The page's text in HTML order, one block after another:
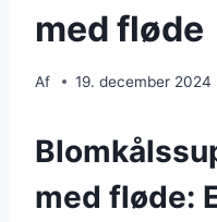
med fløde
Af 19. december 2024
med fløde: